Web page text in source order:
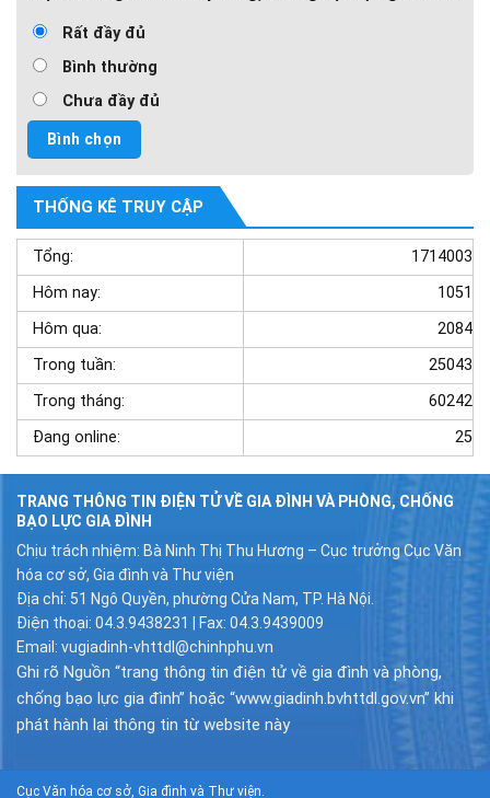
Rất đầy đủ
Bình thường
Chưa đầy đủ
THỐNG KÊ TRUY CẬP
Tổng:
1714003
Hôm nay:
1051
Hôm qua:
2084
Trong tuần:
25043
Trong tháng:
60242
Đang online:
25
TRANG THÔNG TIN ĐIỆN TỬ VỀ GIA ĐÌNH VÀ PHÒNG, CHỐNG
BẠO LỰC GIA ĐÌNH
Chịu trách nhiệm: Bà Ninh Thị Thu Hương – Cục trưởng Cục Văn
hóa cơ sở, Gia đình và Thư viện
Địa chỉ: 51 Ngô Quyền, phường Cửa Nam, TP. Hà Nội.
Điện thoại: 04.3.9438231 | Fax: 04.3.9439009
Email: vugiadinh-vhttdl@chinhphu.vn
Ghi rõ Nguồn “trang thông tin điện tử về gia đình và phòng,
chống bạo lực gia đình” hoặc “www.giadinh.bvhttdl.gov.vn” khi
phát hành lại thông tin từ website này
Cục Văn hóa cơ sở, Gia đình và Thư viện.